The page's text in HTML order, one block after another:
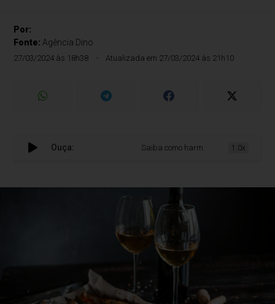
Por:
Fonte: Agência Dino
27/03/2024 às 18h38 Atualizada em 27/03/2024 às 21h10
Ouça: Saiba como harmonizar vinhos e pratos
1.0x